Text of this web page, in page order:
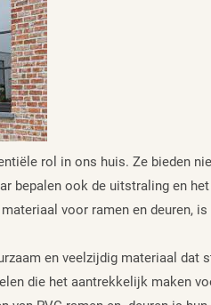
rol in ons huis. Ze bieden
bepalen ook de uitstraling en
voor ramen en deuren,
en veelzijdig materiaal dat
die het aantrekkelijk maken